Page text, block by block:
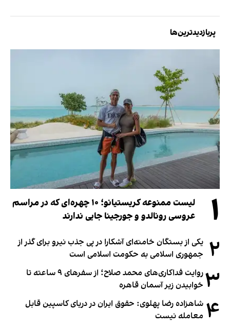
پربازدیدترین‌ها
۱
لیست ممنوعه کریستیانو؛ ۱۰ چهره‌ای که در مراسم
عروسی رونالدو و جورجینا جایی ندارند
۲ یکی از بستگان خامنه‌ای آشکارا در پی جذب نیرو برای گذر از
جمهوری اسلامی به حکومت اسلامی است
۳
روایت فداکاری‌های محمد صلاح؛ از سفرهای ۹ ساعته تا
خوابیدن زیر آسمان قاهره
۴ شاهزاده رضا پهلوی: حقوق ایران در دریای کاسپین قابل
معامله نیست